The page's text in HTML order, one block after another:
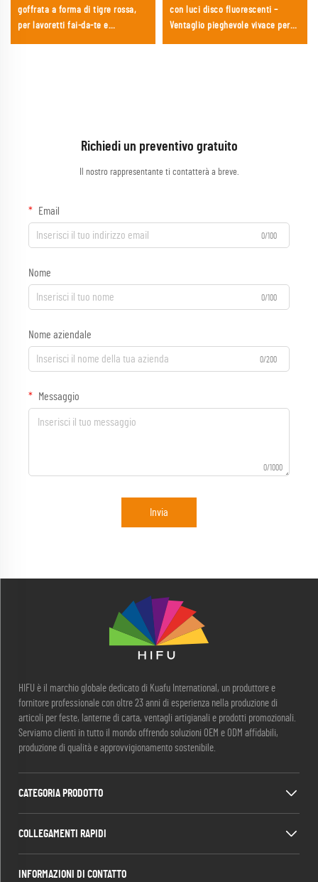
goffrata a forma di tigre rossa,
per lavoretti fai-da-te e
con luci disco fluorescenti –
Ventaglio pieghevole vivace per
Richiedi un preventivo gratuito
Il nostro rappresentante ti contatterà a breve.
Email
0/100
Nome
0/100
Nome aziendale
0/200
Messaggio
0/1000
Invia
HIFU è il marchio globale dedicato di Kuafu International, un produttore e
fornitore professionale con oltre 23 anni di esperienza nella produzione di
articoli per feste, lanterne di carta, ventagli artigianali e prodotti promozionali.
Serviamo clienti in tutto il mondo offrendo soluzioni OEM e ODM affidabili,
produzione di qualità e approvvigionamento sostenibile.
CATEGORIA PRODOTTO
COLLEGAMENTI RAPIDI
INFORMAZIONI DI CONTATTO